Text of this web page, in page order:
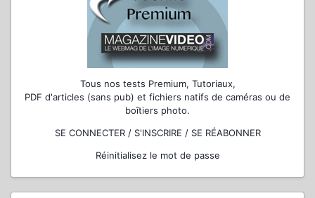
Tous nos tests Premium, Tutoriaux,
PDF d'articles (sans pub) et fichiers natifs de caméras ou de
boîtiers photo.
SE CONNECTER / S'INSCRIRE / SE RÉABONNER
Réinitialisez le mot de passe